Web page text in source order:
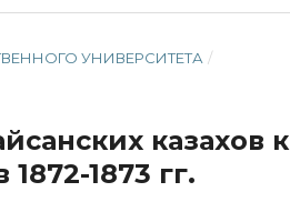
УНИВЕРСИТЕТА /
казахов к
1873 гг.